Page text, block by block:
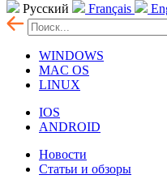
Русский
Français
WINDOWS
MAC OS
LINUX
IOS
ANDROID
Новости
Статьи и обзоры